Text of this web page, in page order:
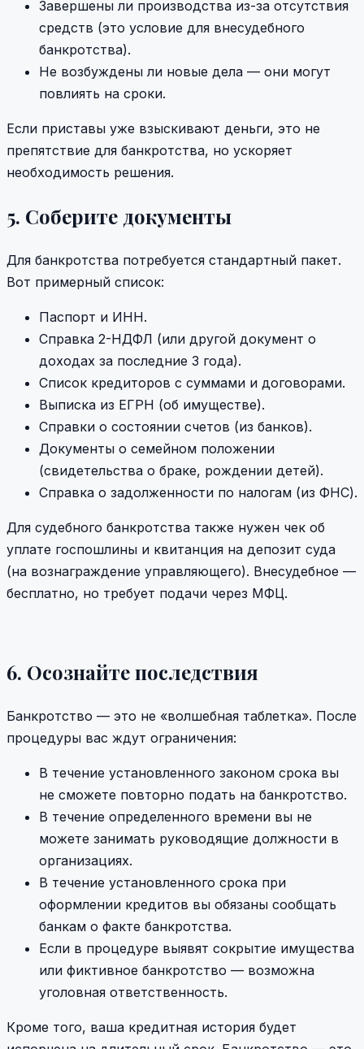
Завершены ли производства из-за отсутствия
средств (это условие для внесудебного
банкротства).
Не возбуждены ли новые дела — они могут
повлиять на сроки.
Если приставы уже взыскивают деньги, это не
препятствие для банкротства, но ускоряет
необходимость решения.
5. Соберите документы
Для банкротства потребуется стандартный пакет.
Вот примерный список:
Паспорт и ИНН.
Справка 2-НДФЛ (или другой документ о
доходах за последние 3 года).
Список кредиторов с суммами и договорами.
Выписка из ЕГРН (об имуществе).
Справки о состоянии счетов (из банков).
Документы о семейном положении
(свидетельства о браке, рождении детей).
Справка о задолженности по налогам (из ФНС).
Для судебного банкротства также нужен чек об
уплате госпошлины и квитанция на депозит суда
(на вознаграждение управляющего). Внесудебное —
бесплатно, но требует подачи через МФЦ.
6. Осознайте последствия
Банкротство — это не «волшебная таблетка». После
процедуры вас ждут ограничения:
В течение установленного законом срока вы
не сможете повторно подать на банкротство.
В течение определенного времени вы не
можете занимать руководящие должности в
организациях.
В течение установленного срока при
оформлении кредитов вы обязаны сообщать
банкам о факте банкротства.
Если в процедуре выявят сокрытие имущества
или фиктивное банкротство — возможна
уголовная ответственность.
Кроме того, ваша кредитная история будет